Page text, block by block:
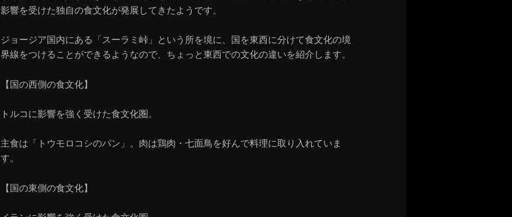
影響を受けた独自の食文化が発展してきたようです。
ジョージア国内にある「スーラミ峠」という所を境に、国を東西に分けて食文化の境
界線をつけることができるようなので、ちょっと東西での文化の違いを紹介します。
【国の西側の食文化】
トルコに影響を強く受けた食文化圏。
主食は「トウモロコシのパン」。肉は鶏肉・七面鳥を好んで料理に取り入れていま
す。
【国の東側の食文化】